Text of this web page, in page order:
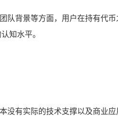
背景等方面，用户在持有代
知水平。
有实际的技术支撑以及商业